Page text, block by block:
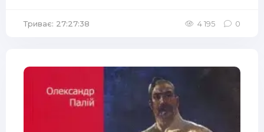
Триває: 27:27:38 4 195 0